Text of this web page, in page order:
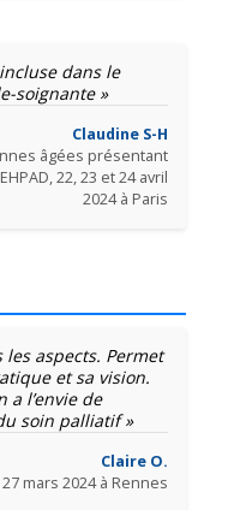
dans le
soignante »
Claudine S-H
âgées présentant
22, 23 et 24 avril
2024 à Paris
aspects. Permet
et sa vision.
a l’envie de
soin palliatif »
Claire O.
mars 2024 à Rennes